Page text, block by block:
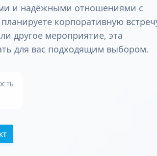
и надёжными отношениями с
корпоративную
другое мероприятие, эта
для вас подходящим выбором.